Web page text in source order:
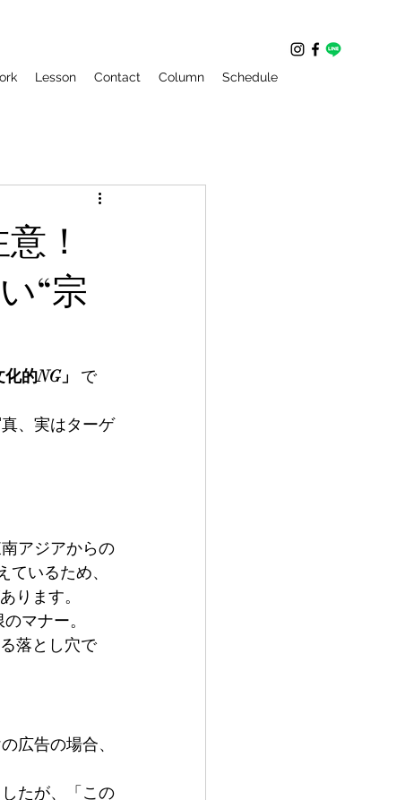
Lesson Contact Column Schedule
！
“宗
的NG」
で
、実はターゲ
アジアからの
いるため、
ります。
マナー。
落とし穴で
広告の場合、
たが、「この